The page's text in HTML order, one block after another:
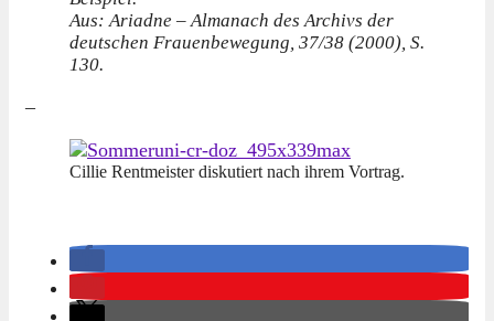
Aus: Ariadne – Almanach des Archivs der
deutschen Frauenbewegung, 37/38 (2000), S.
130.
–
Cillie Rentmeister diskutiert nach ihrem Vortrag.